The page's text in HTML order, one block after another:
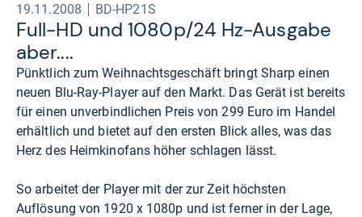
19.11.2008 BD-HP21S
Full-​HD und 1080p/24 Hz-​Aus­gabe
aber....
Pünktlich zum Weihnachtsgeschäft bringt Sharp einen
neuen Blu-Ray-Player auf den Markt. Das Gerät ist bereits
für einen unverbindlichen Preis von 299 Euro im Handel
erhältlich und bietet auf den ersten Blick alles, was das
Herz des Heimkinofans höher schlagen lässt.
So arbeitet der Player mit der zur Zeit höchsten
Auflösung von 1920 x 1080p und ist ferner in der Lage,